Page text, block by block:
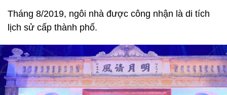
Tháng 8/2019, ngôi nhà được công nhận là di tích
lịch sử cấp thành phố.